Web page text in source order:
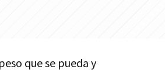
que se pueda y